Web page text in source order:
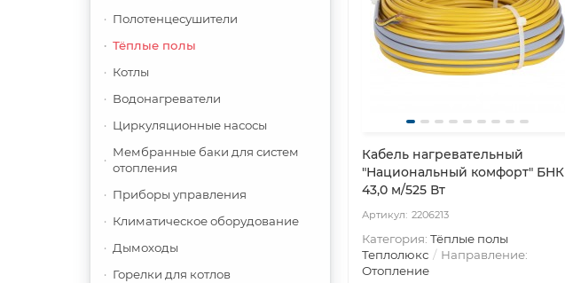
Полотенцесушители
Тёплые полы
Котлы
Водонагреватели
Циркуляционные насосы
Мембранные баки для систем
отопления
Приборы управления
Климатическое оборудование
Дымоходы
Горелки для котлов
Кабель нагревательный
"Национальный комфорт" БНК
43,0 м/525 Вт
2206213
Категория: Тёплые полы
Теплолюкс
Направление:
Отопление